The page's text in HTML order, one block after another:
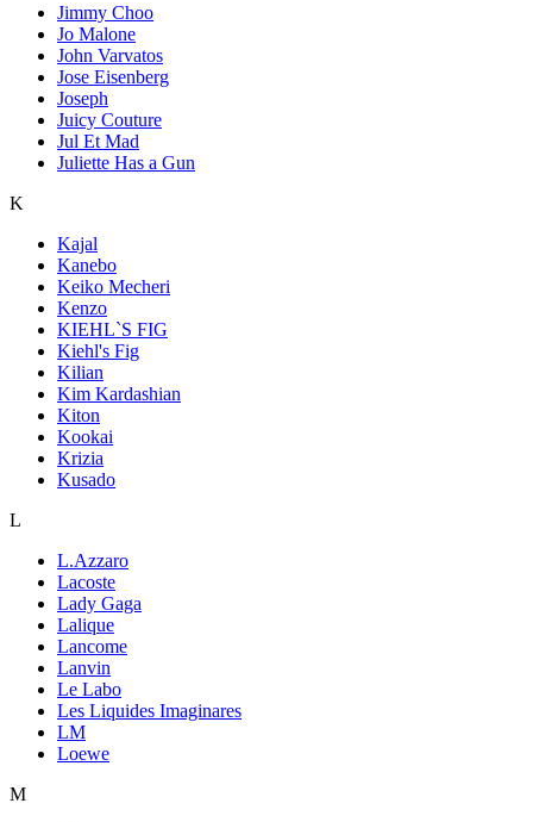
Jimmy Choo
Jo Malone
John Varvatos
Jose Eisenberg
Joseph
Juicy Couture
Jul Et Mad
Juliette Has a Gun
K
Kajal
Kanebo
Keiko Mecheri
Kenzo
KIEHL`S FIG
Kiehl's Fig
Kilian
Kim Kardashian
Kiton
Kookai
Krizia
Kusado
L
L.Azzaro
Lacoste
Lady Gaga
Lalique
Lancome
Lanvin
Le Labo
Les Liquides Imaginares
LM
Loewe
M